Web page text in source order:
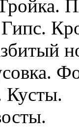
Кусты.